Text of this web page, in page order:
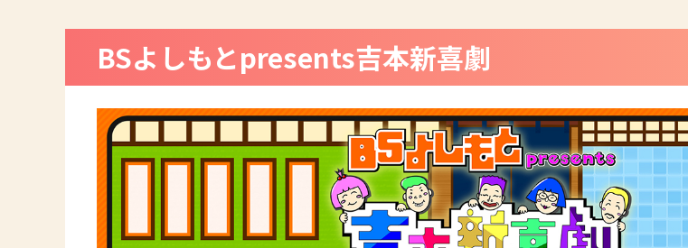
BSよしもとpresents吉本新喜劇